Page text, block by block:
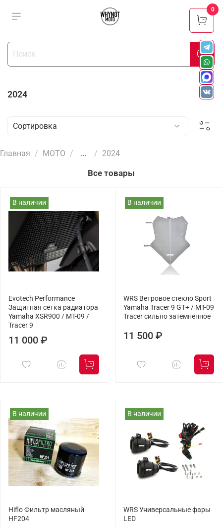
2024
Главная МОТО ... 2024
Все товары
В наличии
Evotech Performance
Защитная сетка радиатора
Yamaha XSR900 / MT-09 /
Tracer 9
11 000 ₽
В наличии
WRS Ветровое стекло Sport
Yamaha Tracer 9 GT+ / MT-09
Tracer сильно затемненное
11 500 ₽
В наличии
Hiflo Фильтр масляный
HF204
В наличии
WRS Универсальные фары
LED
0